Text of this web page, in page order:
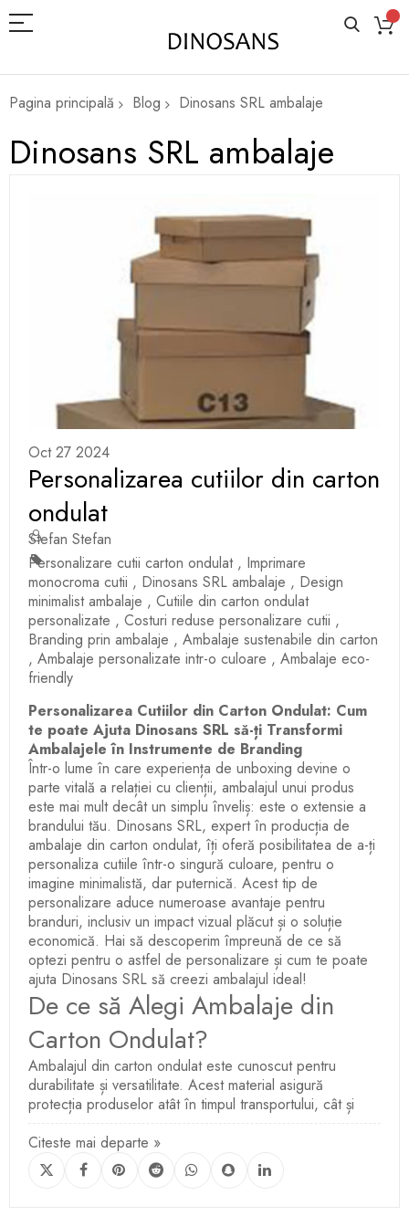
Pagina principală Blog Dinosans SRL ambalaje
Dinosans SRL ambalaje
Oct 27 2024
Personalizarea cutiilor din carton
ondulat
Stefan Stefan
Personalizare cutii carton ondulat, Imprimare
monocroma cutii , Dinosans SRL ambalaje , Design
minimalist ambalaje , Cutiile din carton ondulat
personalizate , Costuri reduse personalizare cutii ,
Branding prin ambalaje , Ambalaje sustenabile din carton
, Ambalaje personalizate intr-o culoare , Ambalaje eco-
friendly
Personalizarea Cutiilor din Carton Ondulat: Cum
te poate Ajuta Dinosans SRL să-ți Transformi
Ambalajele în Instrumente de Branding
Într-o lume în care experiența de unboxing devine o
parte vitală a relației cu clienții, ambalajul unui produs
este mai mult decât un simplu înveliș: este o extensie a
brandului tău. Dinosans SRL, expert în producția de
ambalaje din carton ondulat, îți oferă posibilitatea de a-ți
personaliza cutiile într-o singură culoare, pentru o
imagine minimalistă, dar puternică. Acest tip de
personalizare aduce numeroase avantaje pentru
branduri, inclusiv un impact vizual plăcut și o soluție
economică. Hai să descoperim împreună de ce să
optezi pentru o astfel de personalizare și cum te poate
ajuta Dinosans SRL să creezi ambalajul ideal!
De ce să Alegi Ambalaje din
Carton Ondulat?
Ambalajul din carton ondulat este cunoscut pentru
durabilitate și versatilitate. Acest material asigură
protecția produselor atât în timpul transportului, cât și
Citeste mai departe »